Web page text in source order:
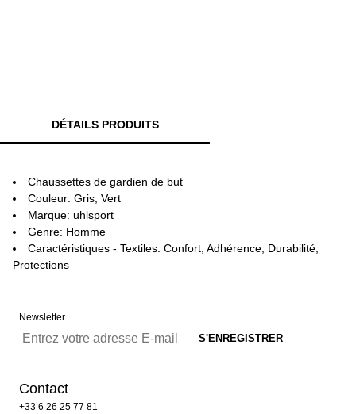
DÉTAILS PRODUITS
Chaussettes de gardien de but
Couleur: Gris, Vert
Marque: uhlsport
Genre: Homme
Caractéristiques - Textiles: Confort, Adhérence, Durabilité,
Protections
Newsletter
Contact
+33 6 26 25 77 81